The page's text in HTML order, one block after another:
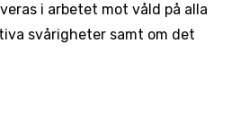
i arbetet mot våld på alla
svårigheter samt om det